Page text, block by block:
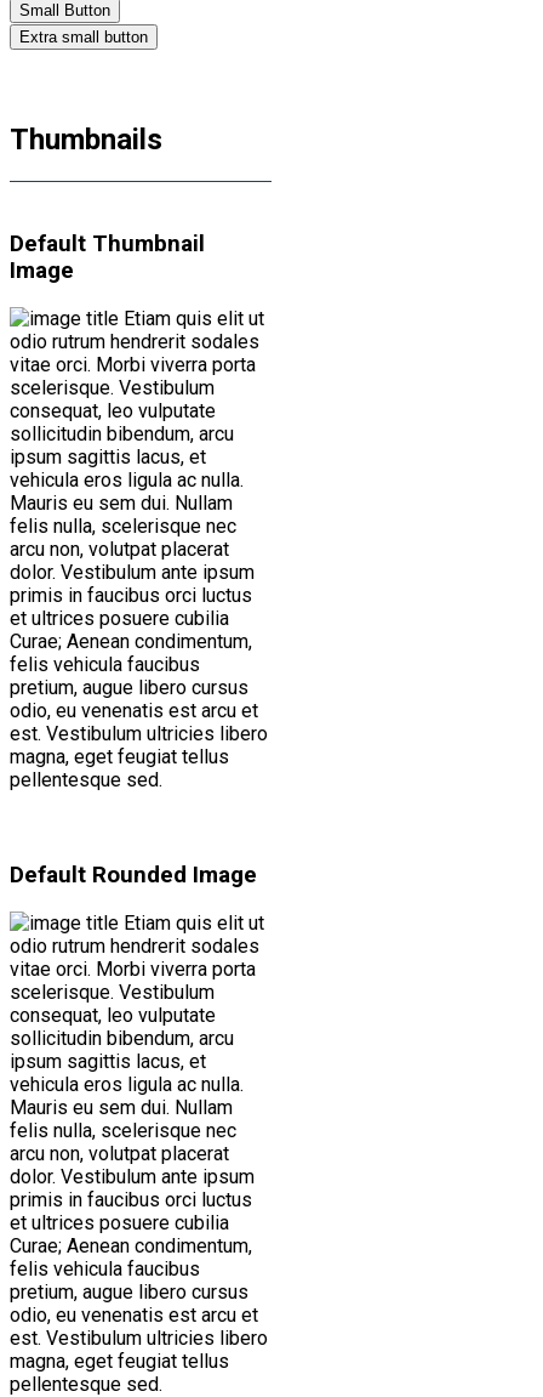
Small Button
Extra small button
Thumbnails
Default Thumbnail
Image
Etiam quis elit ut
odio rutrum hendrerit sodales
vitae orci. Morbi viverra porta
scelerisque. Vestibulum
consequat, leo vulputate
sollicitudin bibendum, arcu
ipsum sagittis lacus, et
vehicula eros ligula ac nulla.
Mauris eu sem dui. Nullam
felis nulla, scelerisque nec
arcu non, volutpat placerat
dolor. Vestibulum ante ipsum
primis in faucibus orci luctus
et ultrices posuere cubilia
Curae; Aenean condimentum,
felis vehicula faucibus
pretium, augue libero cursus
odio, eu venenatis est arcu et
est. Vestibulum ultricies libero
magna, eget feugiat tellus
pellentesque sed.
Default Rounded Image
Etiam quis elit ut
odio rutrum hendrerit sodales
vitae orci. Morbi viverra porta
scelerisque. Vestibulum
consequat, leo vulputate
sollicitudin bibendum, arcu
ipsum sagittis lacus, et
vehicula eros ligula ac nulla.
Mauris eu sem dui. Nullam
felis nulla, scelerisque nec
arcu non, volutpat placerat
dolor. Vestibulum ante ipsum
primis in faucibus orci luctus
et ultrices posuere cubilia
Curae; Aenean condimentum,
felis vehicula faucibus
pretium, augue libero cursus
odio, eu venenatis est arcu et
est. Vestibulum ultricies libero
magna, eget feugiat tellus
pellentesque sed.